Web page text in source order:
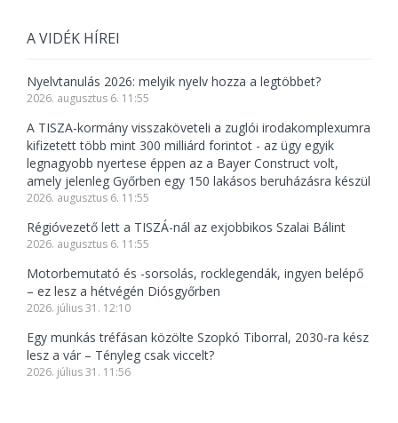
A VIDÉK HÍREI
Nyelvtanulás 2026: melyik nyelv hozza a legtöbbet?
2026. augusztus 6. 11:55
A TISZA-kormány visszaköveteli a zuglói irodakomplexumra
kifizetett több mint 300 milliárd forintot - az ügy egyik
legnagyobb nyertese éppen az a Bayer Construct volt,
amely jelenleg Győrben egy 150 lakásos beruházásra készül
2026. augusztus 6. 11:55
Régióvezető lett a TISZÁ-nál az exjobbikos Szalai Bálint
2026. augusztus 6. 11:55
Motorbemutató és -sorsolás, rocklegendák, ingyen belépő
– ez lesz a hétvégén Diósgyőrben
2026. július 31. 12:10
Egy munkás tréfásan közölte Szopkó Tiborral, 2030-ra kész
lesz a vár – Tényleg csak viccelt?
2026. július 31. 11:56